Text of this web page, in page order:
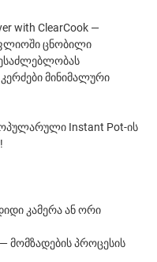
with ClearCook —
ცნობილი
მინიმალური
Instant Pot-ის
კამერა ან ორი
მომზადების პროცესის